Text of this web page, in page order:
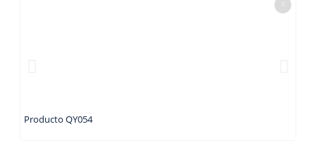
Producto QY054